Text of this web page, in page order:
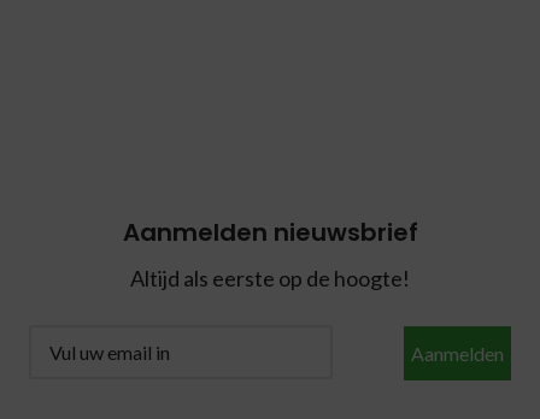
Aanmelden nieuwsbrief
Altijd als eerste op de hoogte!
Aanmelden